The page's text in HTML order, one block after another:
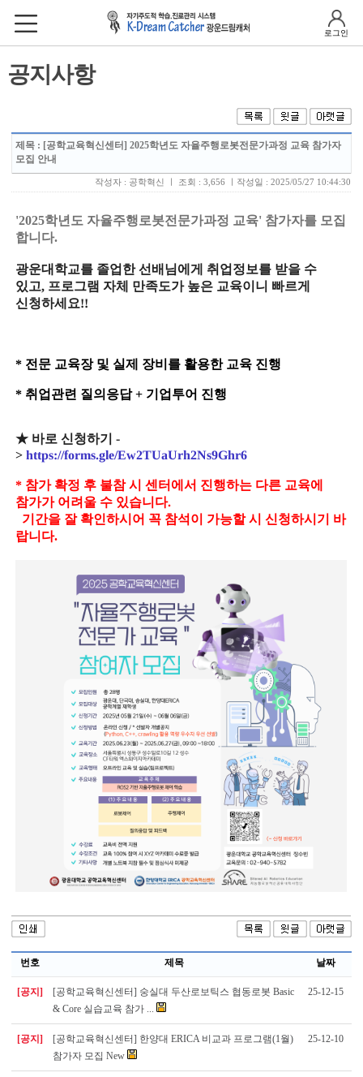
로그인
공지사항
제목: [공학교육혁신센터] 2025학년도 자율주행로봇전문가과정 교육 참가자
모집 안내
작성자 : 공학혁신 ㅣ 조회 : 3,656 ㅣ작성일 : 2025/05/27 10:44:30
'2025학년도 자율주행로봇전문가과정 교육' 참가자를 모집
합니다.
광운대학교를 졸업한 선배님에게 취업정보를 받을 수
있고, 프로그램 자체 만족도가 높은 교육이니 빠르게
신청하세요!!
* 전문 교육장 및 실제 장비를 활용한 교육 진행
* 취업관련 질의응답 + 기업투어 진행
★ 바로 신청하기 -
> https://forms.gle/Ew2TUaUrh2Ns9Ghr6
* 참가 확정 후 불참 시 센터에서 진행하는 다른 교육에
참가가 어려울 수 있습니다.
기간을 잘 확인하시어 꼭 참석이 가능할 시 신청하시기 바
랍니다.
번호 제목 날짜
[공지]
[공학교육혁신센터] 숭실대 두산로보틱스 협동로봇 Basic
& Core 실습교육 참가 ...
25-12-15
[공지]
[공학교육혁신센터] 한양대 ERICA 비교과 프로그램(1월)
참가자 모집 New
25-12-10